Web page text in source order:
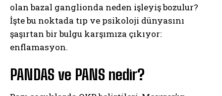
olan bazal ganglionda neden işleyiş bozulur?
İşte bu noktada tıp ve psikoloji dünyasını
şaşırtan bir bulgu karşımıza çıkıyor:
enflamasyon.
PANDAS ve PANS nedir?